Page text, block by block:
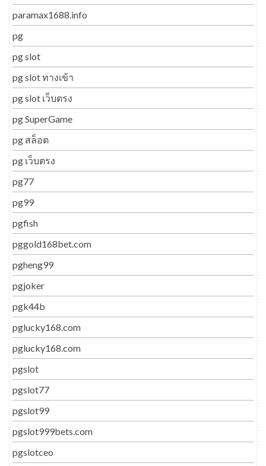
paramax1688.info
pg
pg slot
pg slot ทางเข้า
pg slot เว็บตรง
pg SuperGame
pg สล็อต
pg เว็บตรง
pg77
pg99
pgfish
pggold168bet.com
pgheng99
pgjoker
pgk44b
pglucky168.com
pglucky168.com
pgslot
pgslot77
pgslot99
pgslot999bets.com
pgslotceo